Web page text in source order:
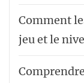
Comment
jeu et le